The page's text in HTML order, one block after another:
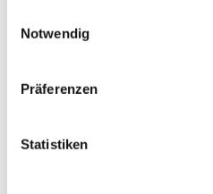
Notwendig
Präferenzen
Statistiken